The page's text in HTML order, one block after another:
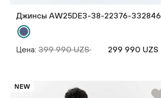
Джинсы AW25DE3-38-22376-332846
Цена: 399 990 UZS 299 990 UZS
NEW